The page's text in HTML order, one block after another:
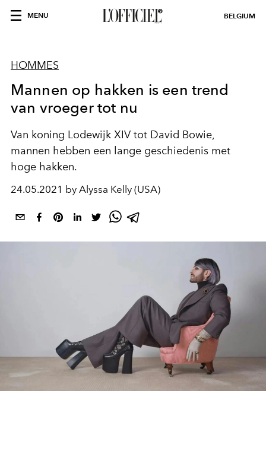
MENU BELGIUM
HOMMES
Mannen op hakken is een trend
van vroeger tot nu
Van koning Lodewijk XIV tot David Bowie,
mannen hebben een lange geschiedenis met
hoge hakken.
24.05.2021 by Alyssa Kelly (USA)